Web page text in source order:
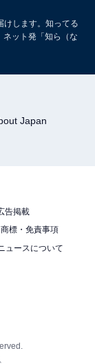
けします。知ってる
ット発「知ら（な
Japan
告掲載
標・免責事項
ュースについて